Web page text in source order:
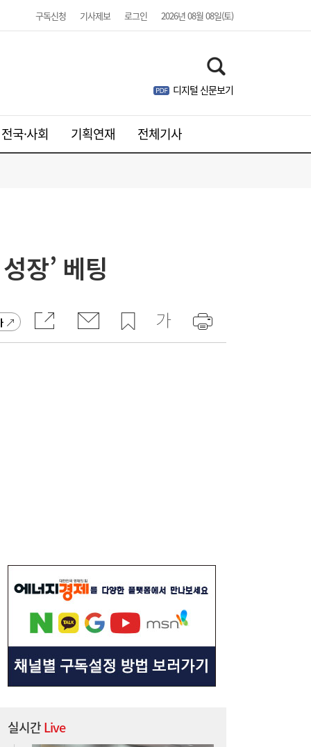
구독신청 기사제보 로그인 2026년 08월 08일(토)
디지털 신문보기
전국·사회 기획연재 전체기사
장’ 베팅
실시간Live
서울시 “정비사업 31만가구 착공해도 이주대
란 없다”…정부에 규제완화 촉구